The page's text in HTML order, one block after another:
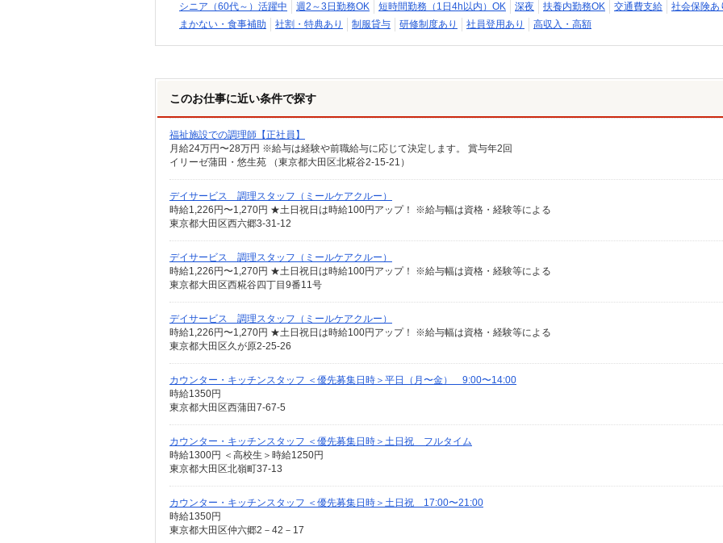
シニア（60代～）活躍中
週2～3日勤務OK 短時間勤務（1日4h以内）OK 深夜 扶養内勤務OK 交通費支給
社会保険あ
まかない・食事補助
社割・特典あり 制服貸与 研修制度あり 社員登用あり 高収入・高額
このお仕事に近い条件で探す
福祉施設での調理師【正社員】
月給24万円〜28万円 ※給与は経験や前職給与に応じて決定します。 賞与年2回
イリーゼ蒲田・悠生苑 （東京都大田区北糀谷2-15-21）
デイサービス 調理スタッフ（ミールケアクルー）
時給1,226円〜1,270円 ★土日祝日は時給100円アップ！ ※給与幅は資格・経験等による
東京都大田区西六郷3-31-12
デイサービス 調理スタッフ（ミールケアクルー）
時給1,226円〜1,270円 ★土日祝日は時給100円アップ！ ※給与幅は資格・経験等による
東京都大田区西糀谷四丁目9番11号
デイサービス 調理スタッフ（ミールケアクルー）
時給1,226円〜1,270円 ★土日祝日は時給100円アップ！ ※給与幅は資格・経験等による
東京都大田区久が原2-25-26
カウンター・キッチンスタッフ ＜優先募集日時＞平日（月〜金） 9:00〜14:00
時給1350円
東京都大田区西蒲田7-67-5
カウンター・キッチンスタッフ ＜優先募集日時＞土日祝 フルタイム
時給1300円 ＜高校生＞時給1250円
東京都大田区北嶺町37-13
カウンター・キッチンスタッフ ＜優先募集日時＞土日祝 17:00〜21:00
時給1350円
東京都大田区仲六郷2－42－17